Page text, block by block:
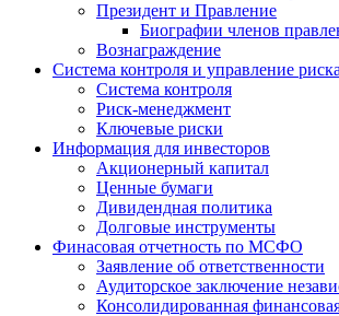
Президент и Правление
Биографии членов
Вознаграждение
Система контроля и управление
Система контроля
Риск-менеджмент
Ключевые риски
Информация для инвесторов
Акционерный капитал
Ценные бумаги
Дивидендная политика
Долговые инструменты
Финасовая отчетность по МСФО
Заявление об ответственности
Аудиторское заключение
Консолидированная